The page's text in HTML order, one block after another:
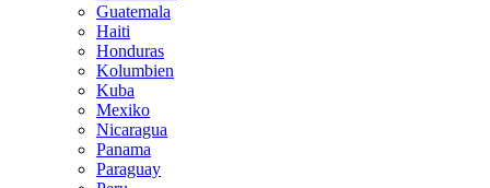
Guatemala
Haiti
Honduras
Kolumbien
Kuba
Mexiko
Nicaragua
Panama
Paraguay